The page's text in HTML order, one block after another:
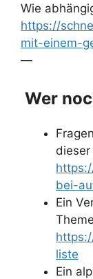
Wie
https://
mit-einem-
—
Wer
bei-
Ein
liste
Ein